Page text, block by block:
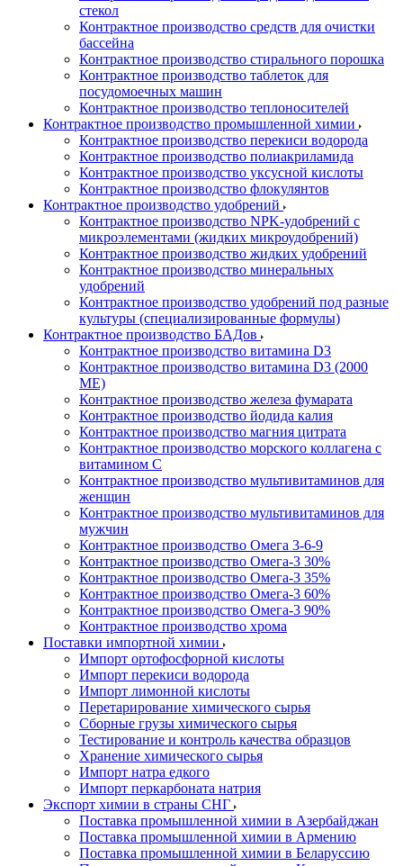
стекол
Контрактное производство средств для очистки
бассейна
Контрактное производство стирального порошка
Контрактное производство таблеток для
посудомоечных машин
Контрактное производство теплоносителей
Контрактное производство промышленной химии
Контрактное производство перекиси водорода
Контрактное производство полиакриламида
Контрактное производство уксусной кислоты
Контрактное производство флокулянтов
Контрактное производство удобрений
Контрактное производство NPK-удобрений с
микроэлементами (жидких микроудобрений)
Контрактное производство жидких удобрений
Контрактное производство минеральных
удобрений
Контрактное производство удобрений под разные
культуры (специализированные формулы)
Контрактное производство БАДов
Контрактное производство витамина D3
Контрактное производство витамина D3 (2000
МЕ)
Контрактное производство железа фумарата
Контрактное производство йодида калия
Контрактное производство магния цитрата
Контрактное производство морского коллагена с
витамином С
Контрактное производство мультивитаминов для
женщин
Контрактное производство мультивитаминов для
мужчин
Контрактное производство Омега 3-6-9
Контрактное производство Омега-3 30%
Контрактное производство Омега-3 35%
Контрактное производство Омега-3 60%
Контрактное производство Омега-3 90%
Контрактное производство хрома
Поставки импортной химии
Импорт ортофосфорной кислоты
Импорт перекиси водорода
Импорт лимонной кислоты
Перетарирование химического сырья
Сборные грузы химического сырья
Тестирование и контроль качества образцов
Хранение химического сырья
Импорт натра едкого
Импорт перкарбоната натрия
Экспорт химии в страны СНГ
Поставка промышленной химии в Азербайджан
Поставка промышленной химии в Армению
Поставка промышленной химии в Беларуссию